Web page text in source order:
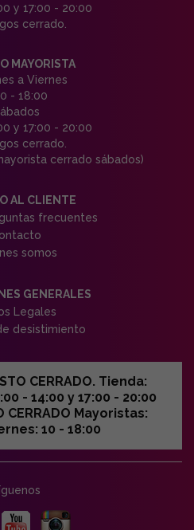
y 17:00 - 20:00
cerrado.
MAYORISTA
a Viernes
- 18:00
y 17:00 - 20:00
cerrado.
cerrado sábados)
AL CLIENTE
frecuentes
somos
GENERALES
Legales
desistimiento
CERRADO. Tienda:
- 14:00 y 17:00 - 20:00
CERRADO Mayoristas:
10 - 18:00